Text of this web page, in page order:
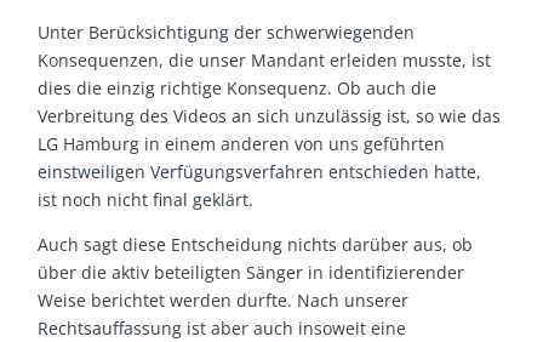
Unter Berücksichtigung der schwerwiegenden
Konsequenzen, die unser Mandant erleiden musste, ist
dies die einzig richtige Konsequenz. Ob auch die
Verbreitung des Videos an sich unzulässig ist, so wie das
LG Hamburg in einem anderen von uns geführten
einstweiligen Verfügungsverfahren entschieden hatte,
ist noch nicht final geklärt.
Auch sagt diese Entscheidung nichts darüber aus, ob
über die aktiv beteiligten Sänger in identifizierender
Weise berichtet werden durfte. Nach unserer
Rechtsauffassung ist aber auch insoweit eine